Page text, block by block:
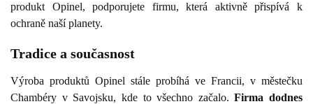
produkt Opinel, podporujete firmu, která aktivně přispívá k
ochraně naší planety.
Tradice a současnost
Výroba produktů Opinel stále probíhá ve Francii, v městečku
Chambéry v Savojsku, kde to všechno začalo.Firma dodnes